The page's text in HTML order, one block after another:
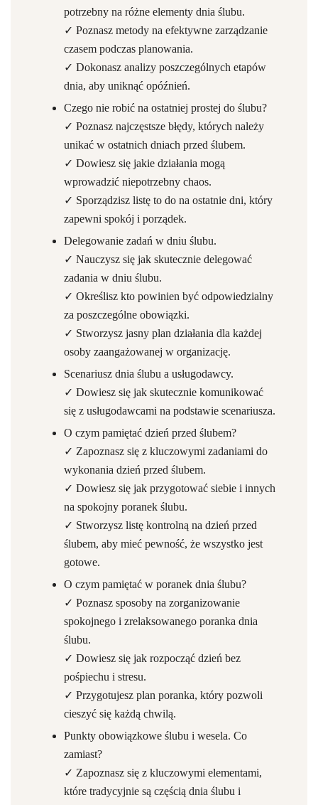
potrzebny na różne elementy dnia ślubu.
✓ Poznasz metody na efektywne zarządzanie
czasem podczas planowania.
✓ Dokonasz analizy poszczególnych etapów
dnia, aby uniknąć opóźnień.
Czego nie robić na ostatniej prostej do ślubu?
✓ Poznasz najczęstsze błędy, których należy
unikać w ostatnich dniach przed ślubem.
✓ Dowiesz się jakie działania mogą
wprowadzić niepotrzebny chaos.
✓ Sporządzisz listę to do na ostatnie dni, który
zapewni spokój i porządek.
Delegowanie zadań w dniu ślubu.
✓ Nauczysz się jak skutecznie delegować
zadania w dniu ślubu.
✓ Określisz kto powinien być odpowiedzialny
za poszczególne obowiązki.
✓ Stworzysz jasny plan działania dla każdej
osoby zaangażowanej w organizację.
Scenariusz dnia ślubu a usługodawcy.
✓ Dowiesz się jak skutecznie komunikować
się z usługodawcami na podstawie scenariusza.
O czym pamiętać dzień przed ślubem?
✓ Zapoznasz się z kluczowymi zadaniami do
wykonania dzień przed ślubem.
✓ Dowiesz się jak przygotować siebie i innych
na spokojny poranek ślubu.
✓ Stworzysz listę kontrolną na dzień przed
ślubem, aby mieć pewność, że wszystko jest
gotowe.
O czym pamiętać w poranek dnia ślubu?
✓ Poznasz sposoby na zorganizowanie
spokojnego i zrelaksowanego poranka dnia
ślubu.
✓ Dowiesz się jak rozpocząć dzień bez
pośpiechu i stresu.
✓ Przygotujesz plan poranka, który pozwoli
cieszyć się każdą chwilą.
Punkty obowiązkowe ślubu i wesela. Co
zamiast?
✓ Zapoznasz się z kluczowymi elementami,
które tradycyjnie są częścią dnia ślubu i